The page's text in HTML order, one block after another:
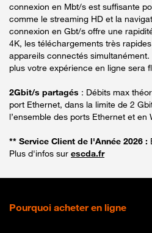
connexion en Mbt/s est suffisante
comme le streaming HD et la
connexion en Gbt/s offre une
4K, les téléchargements très
appareils connectés
plus votre expérience en ligne sera
2Gbit/s partagés : Débits max
port Ethernet, dans la limite de 2
l’ensemble des ports Ethernet et en
** Service Client de l'Année 2026 :
Plus d'infos sur escda.fr
Pourquoi acheter en ligne